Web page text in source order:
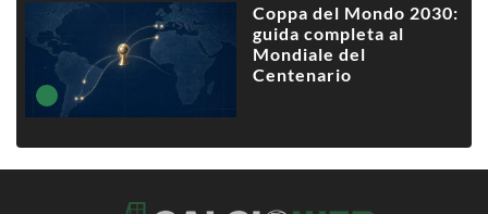
Coppa del Mondo 2030:
guida completa al
Mondiale del
Centenario